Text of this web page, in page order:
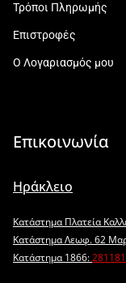
Τρόποι Πληρωμής
Επιστροφές
Ο Λογαριασμός μου
Επικοινωνία
Ηράκλειο
Κατάστημα Πλατεία
Κατάστημα Λεωφ. 62
Κατάστημα 1866: